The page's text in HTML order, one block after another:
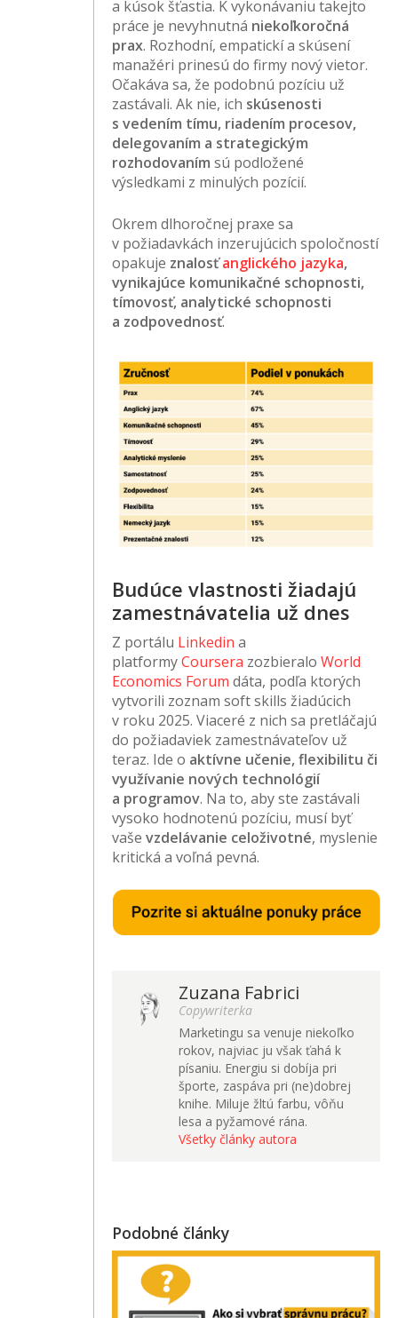
a kúsok šťastia. K vykonávaniu takejto
práce je nevyhnutná niekoľkoročná
prax. Rozhodní, empatickí a skúsení
manažéri prinesú do firmy nový vietor.
Očakáva sa, že podobnú pozíciu už
zastávali. Ak nie, ich skúsenosti
s vedením tímu, riadením procesov,
delegovaním a strategickým
rozhodovaním sú podložené
výsledkami z minulých pozícií.
Okrem dlhoročnej praxe sa
v požiadavkách inzerujúcich spoločností
opakuje znalosťanglického jazyka,
vynikajúce komunikačné schopnosti,
tímovosť, analytické schopnosti
a zodpovednosť.
Budúce vlastnosti žiadajú
zamestnávatelia už dnes
Z portálu Linkedin a
platformyCoursera zozbieraloWorld
Economics Forum dáta, podľa ktorých
vytvorili zoznam soft skills žiadúcich
v roku 2025. Viaceré z nich sa pretláčajú
do požiadaviek zamestnávateľov už
teraz. Ide o aktívne učenie, flexibilitu či
využívanie nových technológií
a programov. Na to, aby ste zastávali
vysoko hodnotenú pozíciu, musí byť
vaševzdelávanie celoživotné, myslenie
kritická a voľná pevná.
Zuzana Fabrici
Copywriterka
Marketingu sa venuje niekoľko
rokov, najviac ju však ťahá k
písaniu. Energiu si dobíja pri
športe, zaspáva pri (ne)dobrej
knihe. Miluje žltú farbu, vôňu
lesa a pyžamové rána.
Všetky články autora
Podobné články